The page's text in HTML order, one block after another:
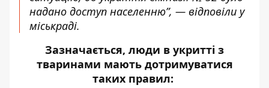
надано доступ населенню”, — відповіли у
міськраді.
Зазначається, люди в укритті з
тваринами мають дотримуватися
таких правил: